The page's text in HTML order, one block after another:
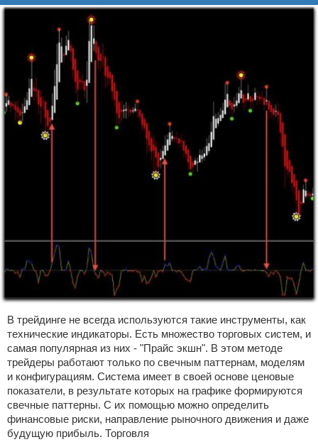
В трейдинге не всегда используются такие инструменты, как
технические индикаторы. Есть множество торговых систем, и
самая популярная из них - "Прайс экшн". В этом методе
трейдеры работают только по свечным паттернам, моделям
и конфигурациям. Система имеет в своей основе ценовые
показатели, в результате которых на графике формируются
свечные паттерны. С их помощью можно определить
финансовые риски, направление рыночного движения и даже
будущую прибыль. Торговля